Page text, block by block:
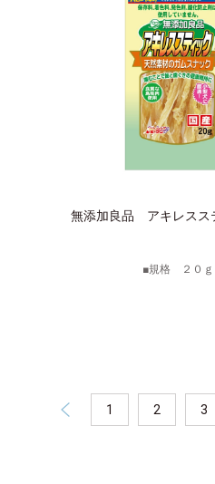
無添加良品 アキレスス
規格 ２０ｇ
1 2 3